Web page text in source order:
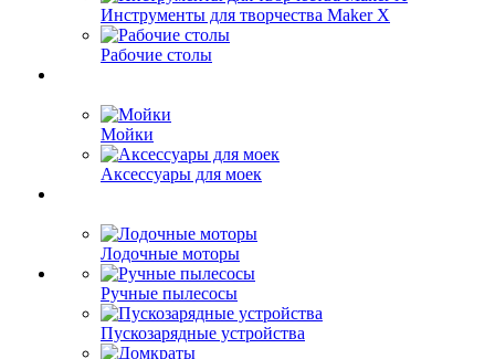
Инструменты для творчества Maker X
Рабочие столы
Мойки
Аксессуары для моек
Лодочные моторы
Ручные пылесосы
Пускозарядные устройства